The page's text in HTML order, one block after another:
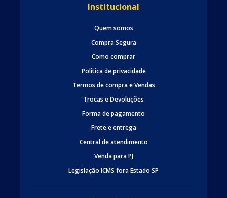
Institucional
Quem somos
Compra Segura
Como comprar
Politica de privacidade
Termos de compra e Vendas
Trocas e Devoluções
Forma de pagamento
Frete e entrega
Central de atendimento
Venda para PJ
Legislação ICMS fora Estado SP